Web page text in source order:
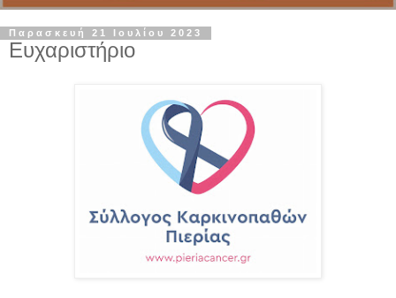
Παρασκευή 21 Ιουλίου 2023
Ευχαριστήριο